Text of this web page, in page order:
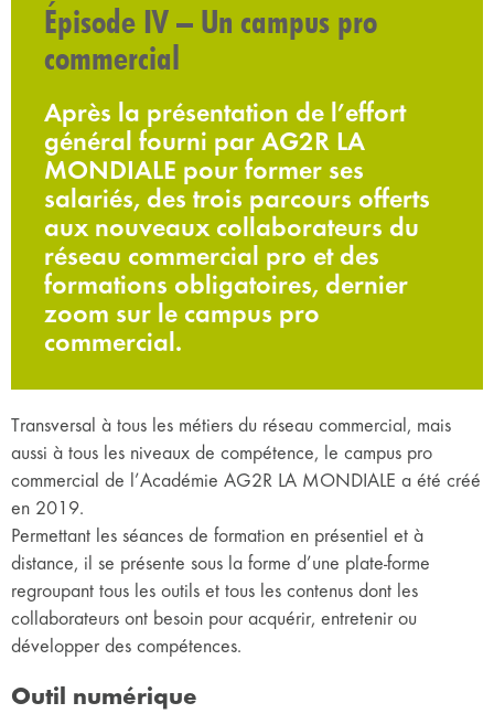
Épisode IV – Un campus pro
commercial
Après la présentation de l’effort
général fourni par AG2R LA
MONDIALE pour former ses
salariés, des trois parcours offerts
aux nouveaux collaborateurs du
réseau commercial pro et des
formations obligatoires, dernier
zoom sur le campus pro
commercial.
Transversal à tous les métiers du réseau commercial, mais
aussi à tous les niveaux de compétence, le campus pro
commercial de l’Académie AG2R LA MONDIALE a été créé
en 2019.
Permettant les séances de formation en présentiel et à
distance, il se présente sous la forme d’une plate-forme
regroupant tous les outils et tous les contenus dont les
collaborateurs ont besoin pour acquérir, entretenir ou
développer des compétences.
Outil numérique